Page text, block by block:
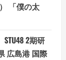
「僕の太
2期研
広島港 国際